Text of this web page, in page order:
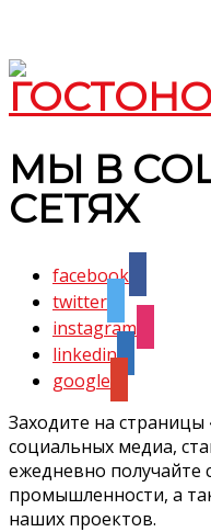
МЫ В
СЕТЯХ
facebook
twitter
instagram
linkedin
google
Заходите на страницы
социальных медиа,
ежедневно
промышленности, а
наших проектов.